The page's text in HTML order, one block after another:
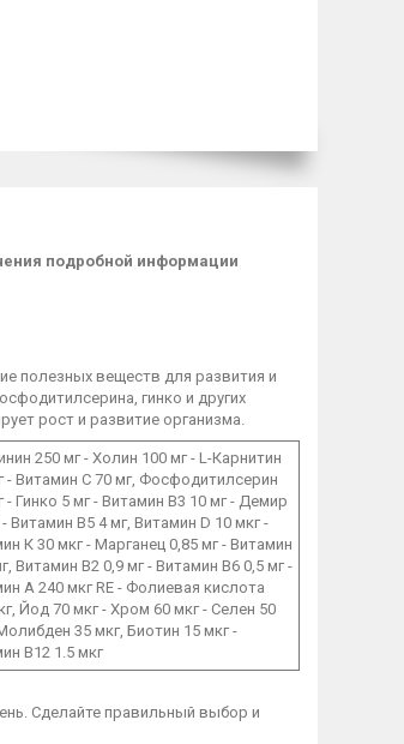
подробной информации
полезных веществ для развития и
гинко и других
рост и развитие организма.
250 мг - Холин 100 мг - L-Карнитин
- Витамин C 70 мг, Фосфодитилсерин
- Гинко 5 мг - Витамин B3 10 мг - Демир
- Витамин B5 4 мг, Витамин D 10 мкг -
К 30 мкг - Марганец 0,85 мг - Витамин
Витамин В2 0,9 мг - Витамин B6 0,5 мг -
А 240 мкг RE - Фолиевая кислота
Йод 70 мкг - Хром 60 мкг - Селен 50
35 мкг, Биотин 15 мкг -
B12 1.5 мкг
Сделайте правильный выбор и